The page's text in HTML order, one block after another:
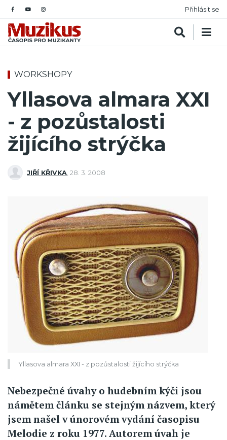
Přihlásit se
WORKSHOPY
Yllasova almara XXI
- z pozůstalosti
žijícího strýčka
JIŘÍ KŘIVKA 28. 3. 2008
Yllasova almara XXI - z pozůstalosti žijícího strýčka
Nebezpečné úvahy o hudebním kýči jsou
námětem článku se stejným názvem, který
jsem našel v únorovém vydání časopisu
Melodie z roku 1977. Autorem úvah je